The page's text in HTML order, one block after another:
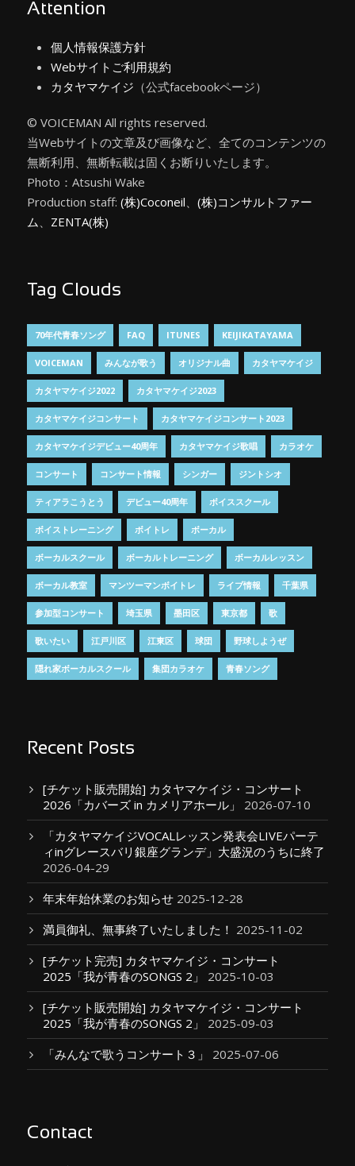
Attention
個人情報保護方針
Webサイトご利用規約
カタヤマケイジ （公式facebookページ）
© VOICEMAN All rights reserved.
当Webサイトの文章及び画像など、全てのコンテンツの
無断利用、無断転載は固くお断りいたします。
Photo：Atsushi Wake
Production staff: (株)Coconeil、 (株)コンサルトファー
ム、 ZENTA(株)
Tag Clouds
70年代青春ソング FAQ ITUNES KEIJIKATAYAMA
VOICEMAN みんなが歌う オリジナル曲 カタヤマケイジ
カタヤマケイジ2022 カタヤマケイジ2023
カタヤマケイジコンサート カタヤマケイジコンサート2023
カタヤマケイジデビュー40周年 カタヤマケイジ歌唱 カラオケ
コンサート コンサート情報 シンガー ジントシオ
ティアラこうとう デビュー40周年 ボイススクール
ボイストレーニング ボイトレ ボーカル
ボーカルスクール ボーカルトレーニング ボーカルレッスン
ボーカル教室 マンツーマンボイトレ ライブ情報 千葉県
参加型コンサート 埼玉県 墨田区 東京都 歌
歌いたい 江戸川区 江東区 球団 野球しようぜ
隠れ家ボーカルスクール 集団カラオケ 青春ソング
Recent Posts
[チケット販売開始] カタヤマケイジ・コンサート
2026「カバーズ in カメリアホール」
2026-07-10
「カタヤマケイジVOCALレッスン発表会LIVEパーテ
ィinグレースバリ銀座グランデ」大盛況のうちに終了
2026-04-29
年末年始休業のお知らせ 2025-12-28
満員御礼、無事終了いたしました！ 2025-11-02
[チケット完売] カタヤマケイジ・コンサート
2025「我が青春のSONGS 2」
2025-10-03
[チケット販売開始] カタヤマケイジ・コンサート
2025「我が青春のSONGS 2」
2025-09-03
「みんなで歌うコンサート３」
2025-07-06
Contact